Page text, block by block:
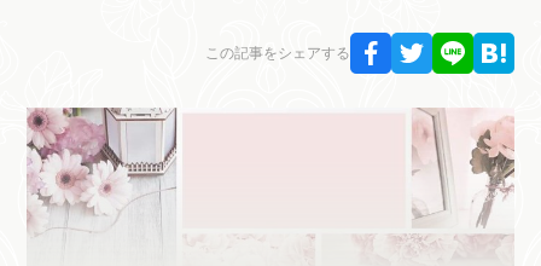
この記事をシェアする